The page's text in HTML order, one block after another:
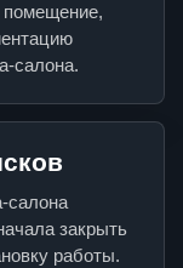
помещение,
салона.
салона
закрыть
работы.